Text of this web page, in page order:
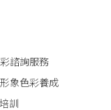
諮詢服務
象色彩養成
訓